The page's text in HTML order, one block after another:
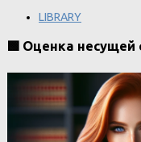
LIBRARY
🟩 Оценка несущей